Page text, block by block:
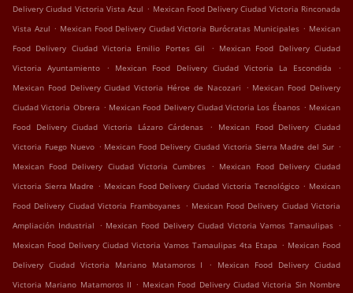
Delivery Ciudad Victoria Vista Azul . Mexican Food Delivery Ciudad Victoria Rinconada
Vista Azul . Mexican Food Delivery Ciudad Victoria Burócratas Municipales . Mexican
Food Delivery Ciudad Victoria Emilio Portes Gil
. Mexican Food Delivery Ciudad
Victoria Ayuntamiento
. Mexican Food Delivery Ciudad Victoria La Escondida
.
Mexican Food Delivery Ciudad Victoria Héroe de Nacozari . Mexican Food Delivery
Ciudad Victoria Obrera . Mexican Food Delivery Ciudad Victoria Los Ébanos . Mexican
Food Delivery Ciudad Victoria Lázaro Cárdenas
.
Mexican Food Delivery Ciudad
Victoria Fuego Nuevo . Mexican Food Delivery Ciudad Victoria Sierra Madre del Sur .
Mexican Food Delivery Ciudad Victoria Cumbres . Mexican Food Delivery Ciudad
Victoria Sierra Madre . Mexican Food Delivery Ciudad Victoria Tecnológico . Mexican
Food Delivery Ciudad Victoria Framboyanes . Mexican Food Delivery Ciudad Victoria
Ampliación Industrial . Mexican Food Delivery Ciudad Victoria Vamos Tamaulipas .
Mexican Food Delivery Ciudad Victoria Vamos Tamaulipas 4ta Etapa . Mexican Food
Delivery Ciudad Victoria Mariano Matamoros I
.
Mexican Food Delivery Ciudad
Victoria Mariano Matamoros II . Mexican Food Delivery Ciudad Victoria Sin Nombre